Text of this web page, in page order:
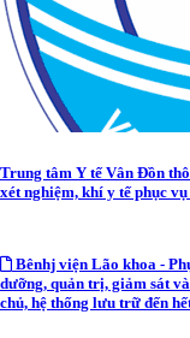
Trung tâm Y tế Vân Đồn
xét nghiệm, khí y tế phục
Bênhj viện Lão khoa -
dưỡng, quản trị, giảm sát
chủ, hệ thống lưu trữ đến